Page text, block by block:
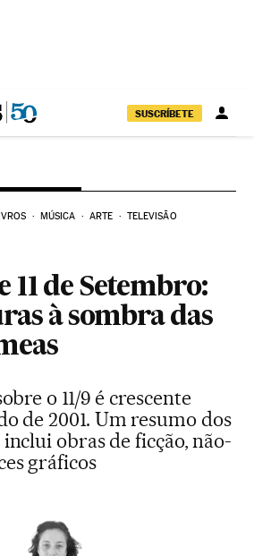
SUSCRÍBETE
MÚSICA ARTE TELEVISÃO
11 de Setembro:
à sombra das
o 11/9 é crescente
de 2001. Um resumo dos
inclui obras de ficção, não-
gráficos